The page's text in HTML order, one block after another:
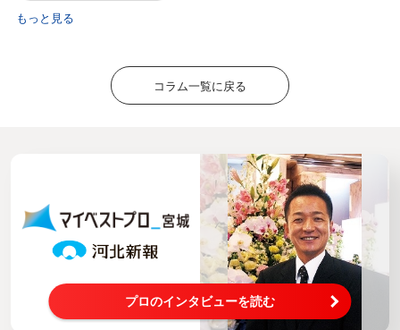
もっと見る
コラム一覧に戻る
プロのインタビューを読む